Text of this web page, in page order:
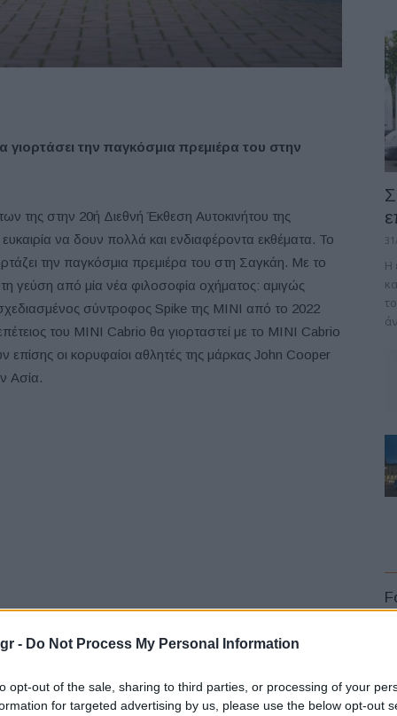
- Do Not Process My Personal Information
opt-out of the sale, sharing to third parties, or processing of your
for targeted advertising by us, please use the below opt-out
την παγκόσμια πρεμιέρα του στην
της στην 20ή Διεθνή Έκθεση Αυτοκινήτου της
να δουν πολλά και ενδιαφέροντα εκθέματα. Το
την παγκόσμια πρεμιέρα του στη Σαγκάη. Με το
γεύση από μία νέα φιλοσοφία οχήματος: αμιγώς
σύντροφος Spike της MINI από το 2022
του MINI Cabrio θα γιορταστεί με το MINI Cabrio
οι κορυφαίοι αθλητές της μάρκας John Cooper
Ασία.
επισκέπτες. Η 20ή έκδοση της Auto Shanghai,
από τις 18 έως τις 27 Απριλίου στο Συνεδριακό και
Η